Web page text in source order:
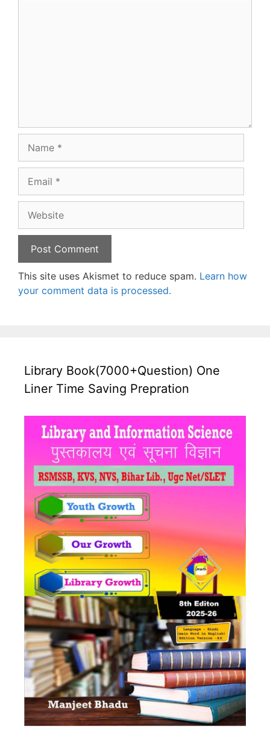
This site uses Akismet to reduce spam. Learn how
your comment data is processed.
Library Book(7000+Question) One
Liner Time Saving Prepration